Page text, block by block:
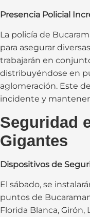
Presencia Policial
La policía de
para asegurar
trabajarán en
distribuyéndose en
aglomeración. Este
incidente y
Seguridad
Gigantes
Dispositivos de
El sábado, se
puntos de
Florida Blanca, Girón,